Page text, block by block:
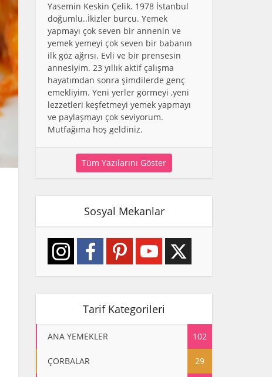
Yasemin Keskin Çelik. 1978 İstanbul
doğumlu..İkizler burcu. Yemek
yapmayı çok seven bir annenin ve
yemek yemeyi çok seven bir babanın
ilk göz ağrısı. Evli ve bir prensesin
annesiyim. 23 yıllık aktif çalışma
hayatımdan sonra şimdilerde genç
emekliyim. Yeni yerler görmeyi ,yeni
lezzetleri keşfetmeyi yemek yapmayı
ve paylaşmayı çok seviyorum.
Mutfağıma hoş geldiniz.
Tüm Yazılarını Göster
Sosyal Mekanlar
Tarif Kategorileri
ANA YEMEKLER 102
ÇORBALAR 29